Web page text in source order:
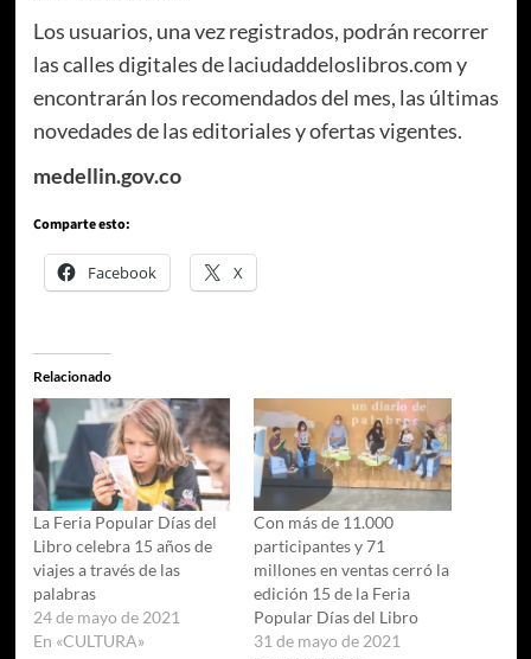
Los usuarios, una vez registrados, podrán recorrer
las calles digitales de laciudaddeloslibros.com y
encontrarán los recomendados del mes, las últimas
novedades de las editoriales y ofertas vigentes.
medellin.gov.co
Comparte esto:
Facebook X
Relacionado
La Feria Popular Días del
Libro celebra 15 años de
viajes a través de las
palabras
24 de mayo de 2021
En «CULTURA»
Con más de 11.000
participantes y 71
millones en ventas cerró la
edición 15 de la Feria
Popular Días del Libro
31 de mayo de 2021